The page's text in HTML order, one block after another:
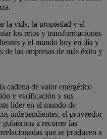
la vida, la propiedad y el
los retos y transformaciones
y el mundo hoy en día y
de las empresas de más éxito y
cadena de valor energético
y verificación y sus
líder en el mundo de
independientes, el proveedor
a recorrer las
que se producen a